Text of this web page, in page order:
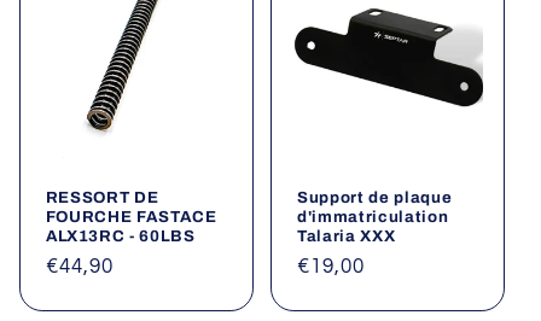
RESSORT DE
FOURCHE FASTACE
ALX13RC - 60LBS
Prix
€44,90
Support de plaque
d'immatriculation
Talaria XXX
Prix
€19,00